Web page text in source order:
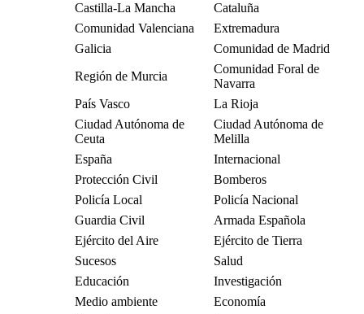
Castilla-La Mancha
Cataluña
Comunidad Valenciana
Extremadura
Galicia
Comunidad de Madrid
Región de Murcia
Comunidad Foral de
Navarra
País Vasco
La Rioja
Ciudad Autónoma de
Ceuta
Ciudad Autónoma de
Melilla
España
Internacional
Protección Civil
Bomberos
Policía Local
Policía Nacional
Guardia Civil
Armada Española
Ejército del Aire
Ejército de Tierra
Sucesos
Salud
Educación
Investigación
Medio ambiente
Economía